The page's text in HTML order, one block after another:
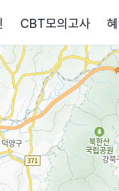
CBT모의고사